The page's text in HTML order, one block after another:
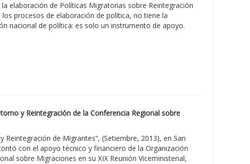
elaboración de Políticas Migratorias sobre Reintegración
procesos de elaboración de política, no tiene la
nacional de política: es solo un instrumento de apoyo.
y Reintegración de la Conferencia Regional sobre
de Migrantes”, (Setiembre, 2013), en San
con el apoyo técnico y financiero de la Organización
sobre Migraciones en su XIX Reunión Viceministerial,